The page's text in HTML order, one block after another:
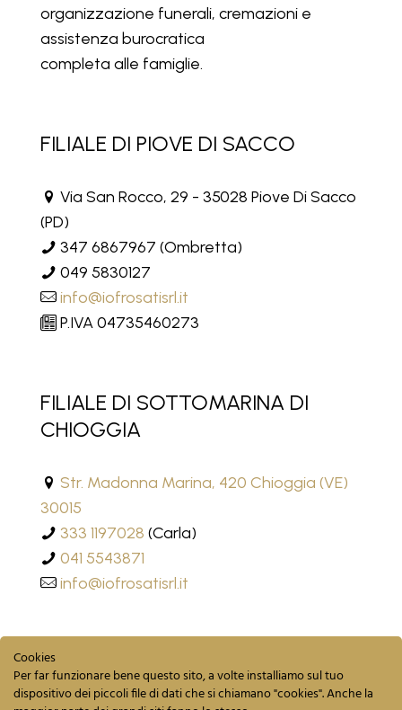
organizzazione funerali, cremazioni e
assistenza burocratica
completa alle famiglie.
FILIALE DI PIOVE DI SACCO
Via San Rocco, 29 - 35028 Piove Di Sacco
(PD)
347 6867967 (Ombretta)
049 5830127
info@iofrosatisrl.it
P.IVA 04735460273
FILIALE DI SOTTOMARINA DI
CHIOGGIA
Str. Madonna Marina, 420 Chioggia (VE)
30015
333 1197028 (Carla)
041 5543871
info@iofrosatisrl.it
Cookies
Per far funzionare bene questo sito, a volte installiamo sul tuo
dispositivo dei piccoli file di dati che si chiamano "cookies". Anche la